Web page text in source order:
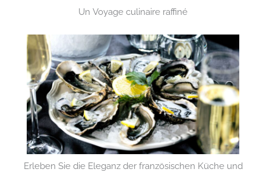
Un Voyage culinaire raffiné
Erleben Sie die Eleganz der französischen Küche und